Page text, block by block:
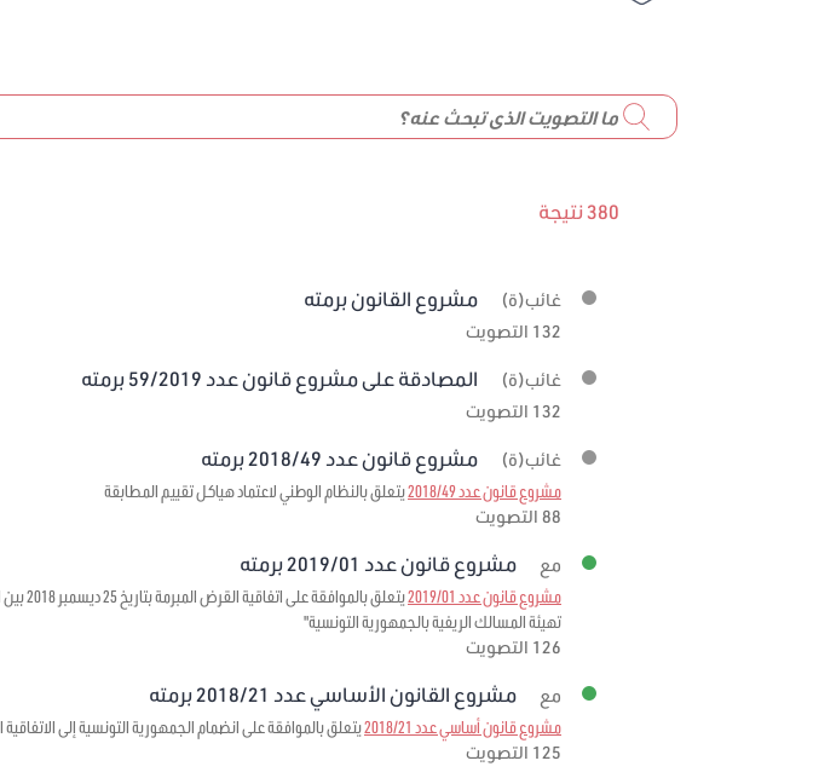
380 نتيجة
غائب(ة) مشروع القانون برمته
132 التصويت
غائب(ة) المصادقة على مشروع قانون عدد 59/2019 برمته
132 التصويت
غائب(ة) مشروع قانون عدد 2018/49 برمته
مشروع قانون عدد 2018/49
يتعلق بالنظام الوطني لاعتماد هياكل تقييم المطابقة
88 التصويت
مع مشروع قانون عدد 2019/01 برمته
مشروع قانون عدد 2019/01
يتعلق
تهيئة المسالك الريفية بالجمهورية التونسية"
126 التصويت
مع مشروع القانون الأساسي عدد 2018/21 برمته
مشروع قانون أساسي عدد 2018/21
يتعلق بالموافقة على انضمام الجمهورية التونسية إلى الاتفاقية
125 التصويت